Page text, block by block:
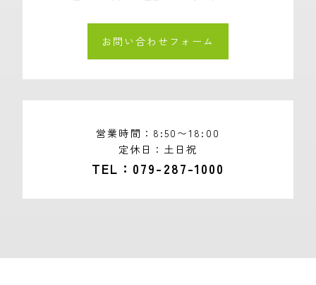
お問い合わせフォーム
営業時間
8:50〜18:00
定休日
土日祝
TEL 079-287-1000